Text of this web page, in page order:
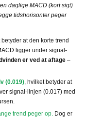
daglige MACD (kort sigt)
tidshorisonter peger
betyder at den korte trend
ligger under signal-
er ved at aftage –
(0.019), hvilket betyder at
signal-linjen (0.017) med
trend peger op. Dog er